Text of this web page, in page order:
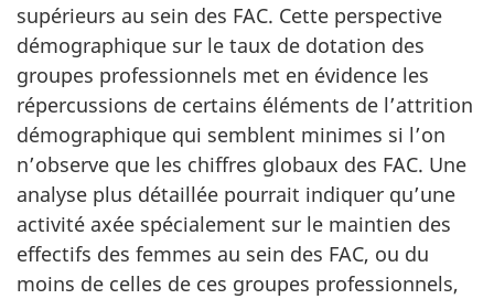
supérieurs au sein des FAC. Cette perspective
démo­graphique sur le taux de dotation des
groupes professionnels met en évidence les
répercussions de certains éléments de l’attrition
démographique qui semblent minimes si l’on
n’observe que les chiffres globaux des FAC. Une
analyse plus détaillée pourrait indiquer qu’une
activité axée spécialement sur le maintien des
effectifs des femmes au sein des FAC, ou du
moins de celles de ces groupes professionnels,